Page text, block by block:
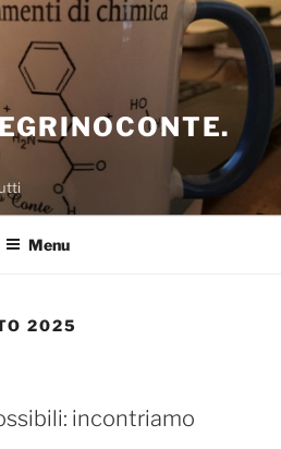
Menu
2025
incontriamo